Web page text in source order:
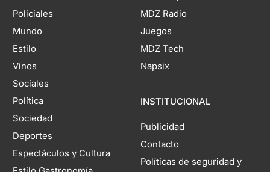
Policiales
Mundo
Estilo
Vinos
Sociales
Política
Sociedad
Deportes
Espectáculos y Cultura
MDZ Radio
Juegos
MDZ Tech
Napsix
INSTITUCIONAL
Publicidad
Contacto
Políticas de seguridad y